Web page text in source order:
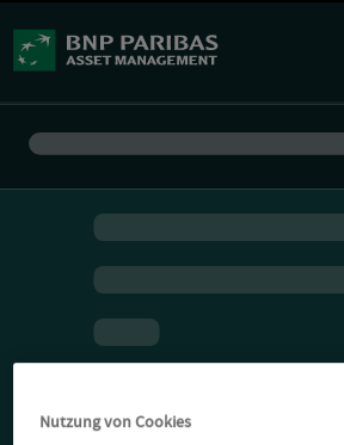
Nutzung von Cookies